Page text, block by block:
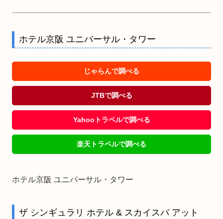
ホテル京阪 ユニバーサル・タワー
じゃらんで調べる
JTBで調べる
Yahooトラベルで調べる
楽天トラベルで調べる
ホテル京阪 ユニバーサル・タワー
ザ シンギュラリ ホテル & スカイスパ アット